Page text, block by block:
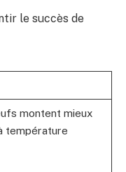
le succès de
montent mieux
température